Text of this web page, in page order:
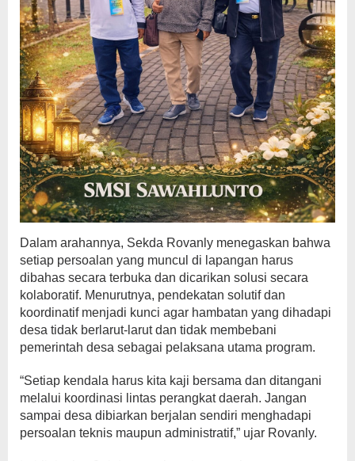
Dalam arahannya, Sekda Rovanly menegaskan bahwa
setiap persoalan yang muncul di lapangan harus
dibahas secara terbuka dan dicarikan solusi secara
kolaboratif. Menurutnya, pendekatan solutif dan
koordinatif menjadi kunci agar hambatan yang dihadapi
desa tidak berlarut-larut dan tidak membebani
pemerintah desa sebagai pelaksana utama program.
“Setiap kendala harus kita kaji bersama dan ditangani
melalui koordinasi lintas perangkat daerah. Jangan
sampai desa dibiarkan berjalan sendiri menghadapi
persoalan teknis maupun administratif,” ujar Rovanly.